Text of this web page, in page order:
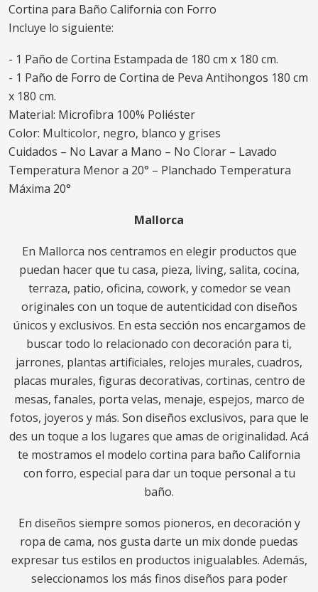
Cortina para Baño California con Forro
Incluye lo siguiente:
- 1 Paño de Cortina Estampada de 180 cm x 180 cm.
- 1 Paño de Forro de Cortina de Peva Antihongos 180 cm
x 180 cm.
Material: Microfibra 100% Poliéster
Color: Multicolor, negro, blanco y grises
Cuidados – No Lavar a Mano – No Clorar – Lavado
Temperatura Menor a 20° – Planchado Temperatura
Máxima 20°
Mallorca
En Mallorca nos centramos en elegir productos que
puedan hacer que tu casa, pieza, living, salita, cocina,
terraza, patio, oficina, cowork, y comedor se vean
originales con un toque de autenticidad con diseños
únicos y exclusivos. En esta sección nos encargamos de
buscar todo lo relacionado con decoración para ti,
jarrones, plantas artificiales, relojes murales, cuadros,
placas murales, figuras decorativas, cortinas, centro de
mesas, fanales, porta velas, menaje, espejos, marco de
fotos, joyeros y más. Son diseños exclusivos, para que le
des un toque a los lugares que amas de originalidad. Acá
te mostramos el modelo cortina para baño California
con forro, especial para dar un toque personal a tu
baño.
En diseños siempre somos pioneros, en decoración y
ropa de cama, nos gusta darte un mix donde puedas
expresar tus estilos en productos inigualables. Además,
seleccionamos los más finos diseños para poder